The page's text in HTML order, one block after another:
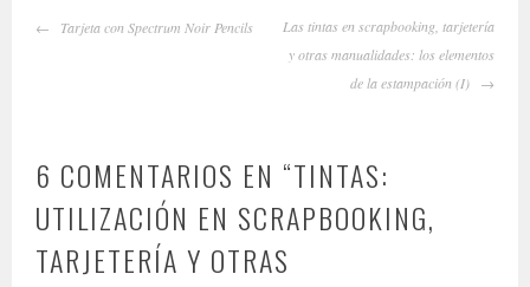
NAVEGADOR
Tarjeta con Spectrum Noir Pencils
Las tintas en scrapbooking, tarjetería
y otras manualidades: los elementos
de la estampación (I)
6 COMENTARIOS EN “TINTAS:
UTILIZACIÓN EN SCRAPBOOKING,
TARJETERÍA Y OTRAS